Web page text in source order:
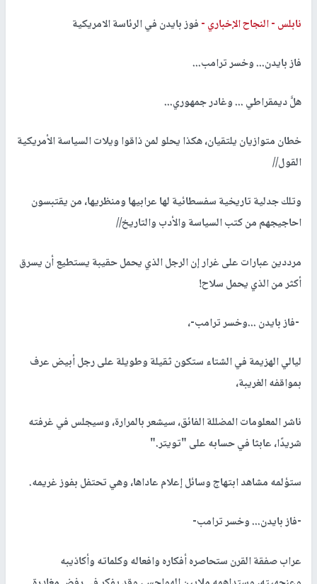
نابلس -النجاح الإخباري -فوز بايدن في الرئاسة الامريكية
فاز بايدن... وخسر ترامب...
هلَّ ديمقراطي ... وغادر جمهوري...
خطان متوازيان يلتقيان، هكذا يحلو لمن ذاقوا ويلات السياسة الأمريكية
القول//
وتلك جدلية تاريخية سفسطائية لها عرابيها ومنظريها، من يقتبسون
احاجيجهم من كتب السياسة والأدب والتاريخ//
مرددين عبارات على غرار إن الرجل الذي يحمل حقيبة يستطيع أن يسرق
أكثر من الذي يحمل سلاح!
-فاز بايدن ...وخسر ترامب-،
ليالي الهزيمة في الشتاء ستكون ثقيلة وطويلة على رجل أبيض عرف
بمواقفه الغريبة،
ناشر المعلومات المضللة الفائق، سيشعر بالمرارة، وسيجلس في غرفته
شريدًا، عابثا في حسابه على "تويتر".
ستؤلمه مشاهد ابتهاج وسائل إعلام عاداها، وهي تحتفل بفوز غريمه.
-فاز بايدن... وخسر ترامب-
عراب صفقة القرن ستحاصره أفكاره وافعاله وكلماته وأكاذيبه